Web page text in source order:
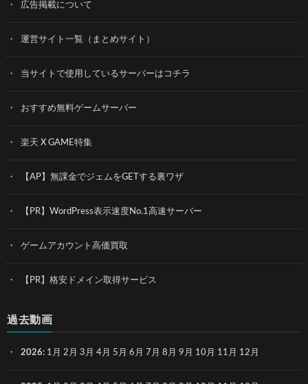
広告掲載について
運営サイト一覧（まとめサイト）
当サイトで使用しているサーバーはコチラ
おすすめ無料ゲームサーバー
楽天 X GAME特集
【AP】無課金でジェムをGETする裏ワザ
【PR】WordPress表示速度No.1高速サーバー
ゲームアカウント高価買取
【PR】格安ドメイン取得サービス
過去動画
2026: 1月 2月 3月 4月 5月 6月 7月 8月 9月 10月 11月 12月